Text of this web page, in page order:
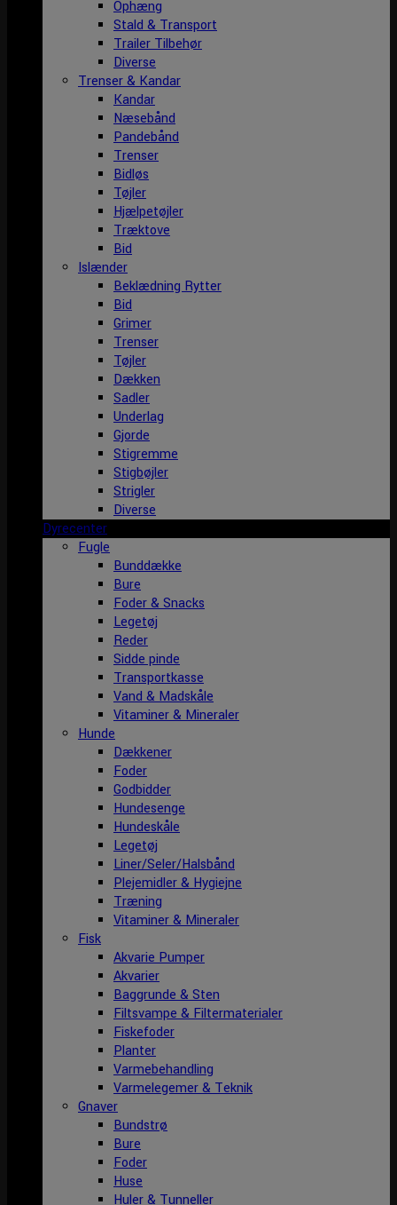
Ophæng
Stald & Transport
Trailer Tilbehør
Diverse
Trenser & Kandar
Kandar
Næsebånd
Pandebånd
Trenser
Bidløs
Tøjler
Hjælpetøjler
Træktove
Bid
Islænder
Beklædning Rytter
Bid
Grimer
Trenser
Tøjler
Dækken
Sadler
Underlag
Gjorde
Stigremme
Stigbøjler
Strigler
Diverse
Dyrecenter
Fugle
Bunddække
Bure
Foder & Snacks
Legetøj
Reder
Sidde pinde
Transportkasse
Vand & Madskåle
Vitaminer & Mineraler
Hunde
Dækkener
Foder
Godbidder
Hundesenge
Hundeskåle
Legetøj
Liner/Seler/Halsbånd
Plejemidler & Hygiejne
Træning
Vitaminer & Mineraler
Fisk
Akvarie Pumper
Akvarier
Baggrunde & Sten
Filtsvampe & Filtermaterialer
Fiskefoder
Planter
Varmebehandling
Varmelegemer & Teknik
Gnaver
Bundstrø
Bure
Foder
Huse
Huler & Tunneller